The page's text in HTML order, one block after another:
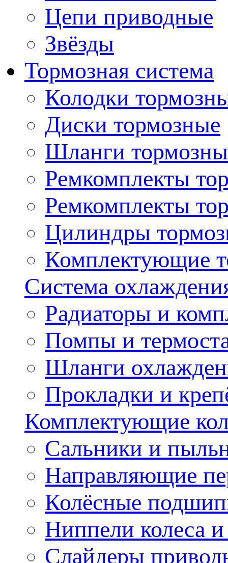
Цепи приводные
Звёзды
Тормозная система
Колодки
Диски тормозные
Шланги
Ремкомплекты
Ремкомплекты
Цилиндры
Комплектующие
Система
Радиаторы и
Помпы и
Шланги
Прокладки и
Комплектующие
Сальники и
Направляющие
Колёсные
Ниппели колеса
Слайдеры